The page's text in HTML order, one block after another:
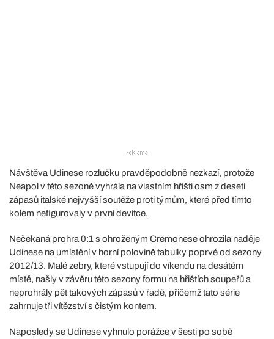
Návštěva Udinese rozlučku pravděpodobně nezkazí, protože
Neapol v této sezoně vyhrála na vlastním hřišti osm z deseti
zápasů italské nejvyšší soutěže proti týmům, které před tímto
kolem nefigurovaly v první devítce.
Nečekaná prohra 0:1 s ohroženým Cremonese ohrozila naděje
Udinese na umístění v horní polovině tabulky poprvé od sezony
2012/13. Malé zebry, které vstupují do víkendu na desátém
místě, našly v závěru této sezony formu na hřištích soupeřů a
neprohrály pět takových zápasů v řadě, přičemž tato série
zahrnuje tři vítězství s čistým kontem.
Naposledy se Udinese vyhnulo porážce v šesti po sobě